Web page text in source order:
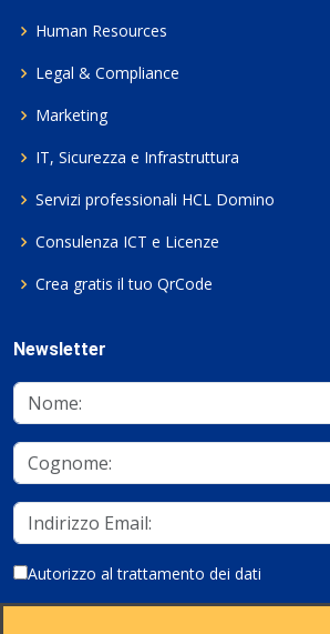
Human Resources
Legal & Compliance
Marketing
IT, Sicurezza e Infrastruttura
Servizi professionali HCL Domino
Consulenza ICT e Licenze
Crea gratis il tuo QrCode
Newsletter
Autorizzo al trattamento dei dati